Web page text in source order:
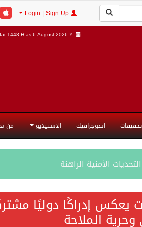
1448 H as6 August 2026 Y |
تحقيقات انفوجرافيك الاستيديو من
الأمنية الراهنة
فلسطين باطلة
يعكس إدراكًا دوليًا
الملاحة